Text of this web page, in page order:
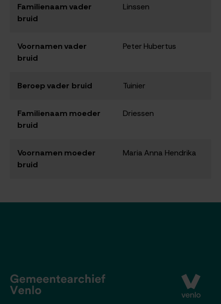
Familienaam vader
bruid
Linssen
Voornamen vader
bruid
Peter Hubertus
Beroep vader bruid Tuinier
Familienaam moeder
bruid
Driessen
Voornamen moeder
bruid
Maria Anna Hendrika